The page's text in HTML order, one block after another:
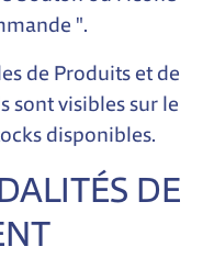
".
de Produits et de
sont visibles sur le
disponibles.
DE